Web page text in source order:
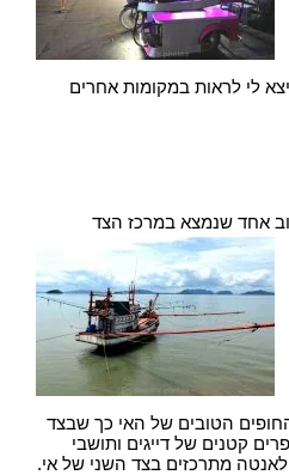
לי לראות במקומות אחרים
אחד שנמצא במרכז הצד
הטובים של האי כך שבצד
קטנים של דייגים ותושבי
מתרכזים בצד השני של אי.